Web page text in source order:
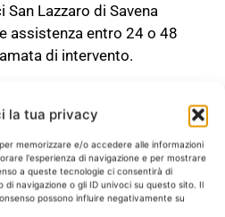
la tua privacy
memorizzare e/o accedere alle informazioni
l'esperienza di navigazione e per mostrare
a queste tecnologie ci consentirà di
navigazione o gli ID univoci su questo sito. Il
possono influire negativamente su
Lazzaro di Savena
assistenza entro 24 o 48
di intervento.
di Savena
GARANZIA DI
San Lazzaro di